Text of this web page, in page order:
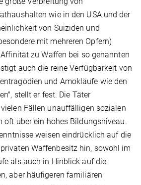
wie in den USA und der
von Suiziden und
mit mehreren Opfern)
zu Waffen bei so genannten
auch die reine Verfügbarkeit von
und Amokläufe wie den
stellt er fest. Die Täter
Fällen unauffälligen sozialen
oft über ein hohes Bildungsniveau.
weisen eindrücklich auf die
Waffenbesitz hin, sowohl im
als auch in Hinblick auf die
aber häufigeren familiären